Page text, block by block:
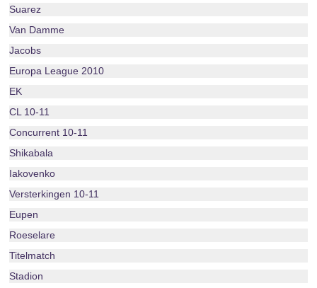
Suarez
Van Damme
Jacobs
Europa League 2010
EK
CL 10-11
Concurrent 10-11
Shikabala
Iakovenko
Versterkingen 10-11
Eupen
Roeselare
Titelmatch
Stadion